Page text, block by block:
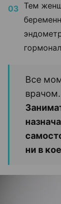
Тем
Все
врачом.
ни в